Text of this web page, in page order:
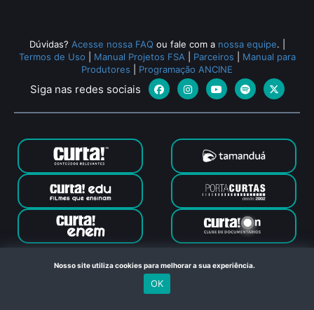
Dúvidas? Acesse nossa FAQ ou fale com a nossa equipe.
Termos de Uso
Manual Projetos FSA Parceiros
Manual para
Produtores
Programação ANCINE
Siga nas redes sociais
Canal Curta © 2024. Todos os direitos reservados. Feito com
no Rio de Janeiro
Nosso site utiliza cookies para melhorar a sua experiência.
OK